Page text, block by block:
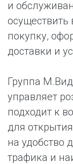
и
покупку,
доставки и
Группа
управляет
подходит к
для
на удобство
трафика и